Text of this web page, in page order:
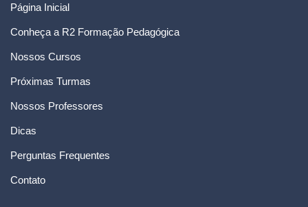
Página Inicial
Conheça a R2 Formação Pedagógica
Nossos Cursos
Próximas Turmas
Nossos Professores
Dicas
Perguntas Frequentes
Contato